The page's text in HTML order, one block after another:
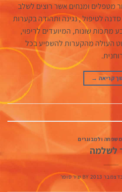
מטפלים ומנחים אשר רוצים לשלב
לטיפול , נגינה ותהודה בקערות
מתכות שונות, המיועדים לריפוי,
העולה מהקערות להשפיע בכל
קריאה →
ולמבוגרים
לשלמה
BY שיר סופר